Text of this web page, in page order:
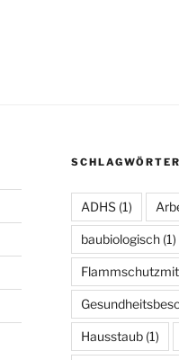
SCHLAGWÖRTER
ADHS(1)
baubiologisch(1)
Hausstaub(1)